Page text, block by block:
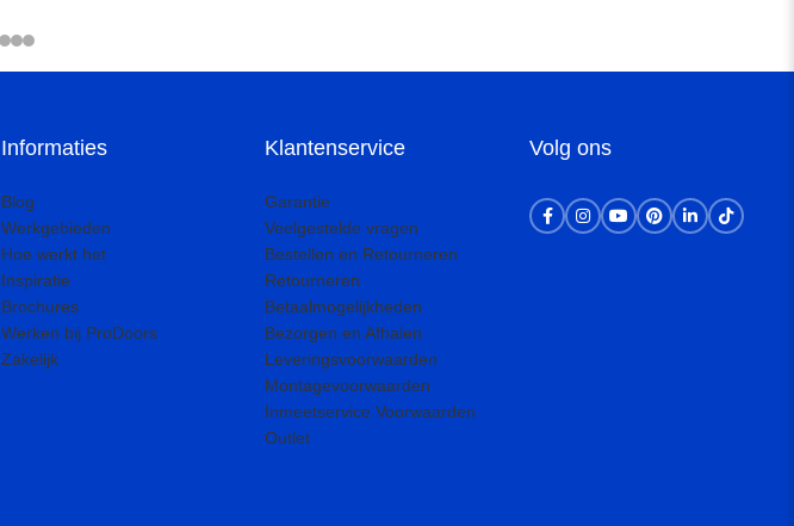
Informaties
Blog
Werkgebieden
Hoe werkt het
Inspiratie
Brochures
Werken bij ProDoors
Zakelijk
Klantenservice
Garantie
Veelgestelde vragen
Bestellen en Retourneren
Retourneren
Betaalmogelijkheden
Bezorgen en Afhalen
Leveringsvoorwaarden
Montagevoorwaarden
Inmeetservice Voorwaarden
Outlet
Volg ons